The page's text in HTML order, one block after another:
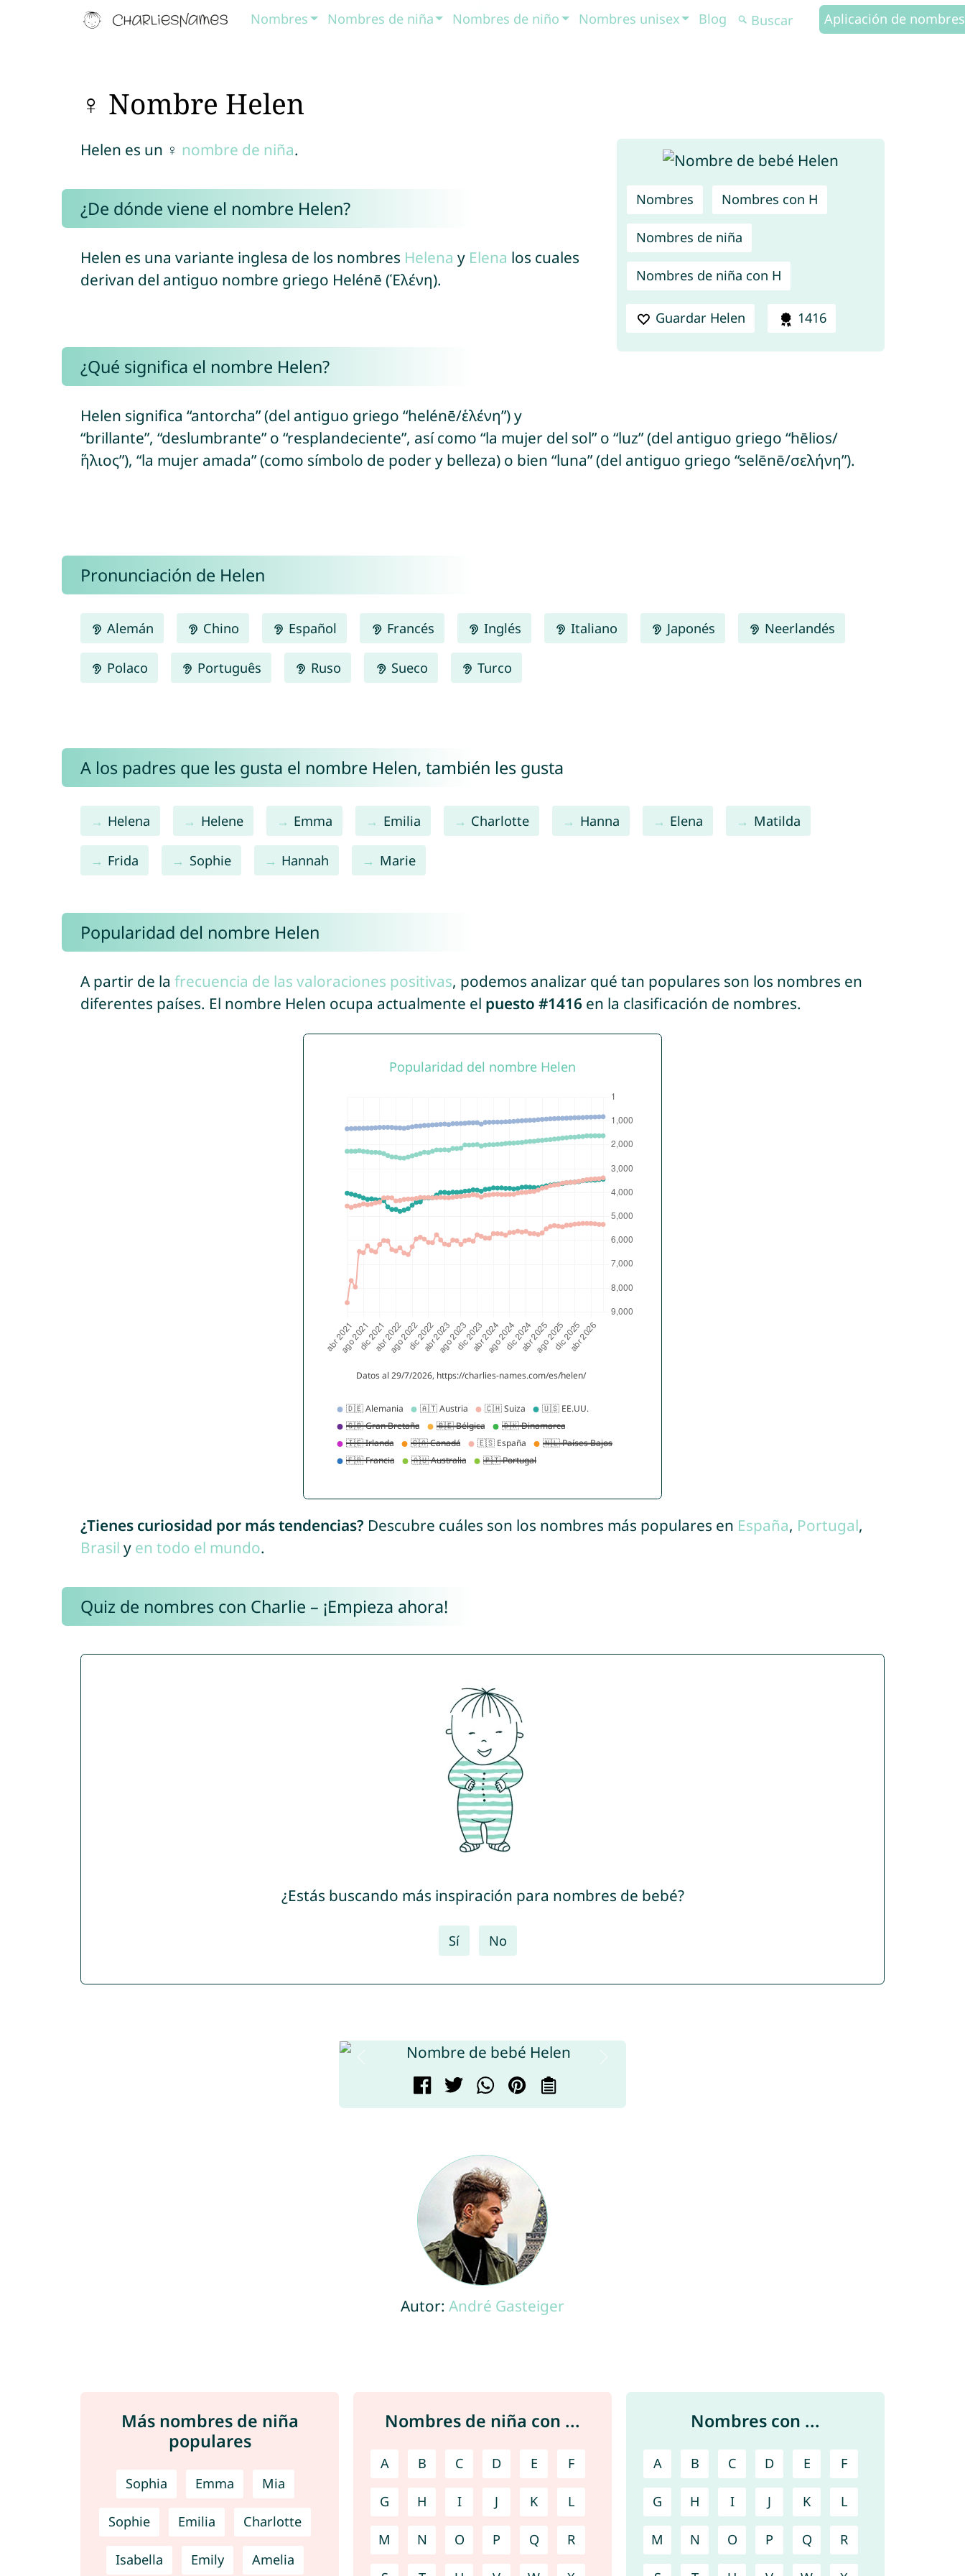
Nombres Nombres de niña Nombres de niño Nombres unisex Blog Aplicación de nombres
♀ Nombre Helen
Nombres Nombres con H
Nombres de niña
Nombres de niña con H
Guardar Helen 1416
Helen es un ♀ nombre de niña.
¿De dónde viene el nombre Helen?
Helen es una variante inglesa de los nombres Helena y Elena los cuales
derivan del antiguo nombre griego Helénē (Ἑλένη).
¿Qué significa el nombre Helen?
Helen significa “antorcha” (del antiguo griego “helénē/ἑλένη”) y
“brillante”, “deslumbrante” o “resplandeciente”, así como “la mujer del sol” o “luz” (del antiguo griego “hēlios/
ἥλιος”), “la mujer amada” (como símbolo de poder y belleza) o bien “luna” (del antiguo griego “selēnē/σελήνη”).
Pronunciación de Helen
Alemán Chino Español Francés Inglés Italiano Japonés Neerlandés
Polaco Português Ruso Sueco Turco
A los padres que les gusta el nombre Helen, también les gusta
Helena Helene Emma Emilia Charlotte Hanna Elena Matilda
Frida Sophie Hannah Marie
Popularidad del nombre Helen
A partir de la frecuencia de las valoraciones positivas, podemos analizar qué tan populares son los nombres en
diferentes países. El nombre Helen ocupa actualmente el puesto #1416 en la clasificación de nombres.
¿Tienes curiosidad por más tendencias? Descubre cuáles son los nombres más populares en España, Portugal,
Brasil y en todo el mundo.
Quiz de nombres con Charlie – ¡Empieza ahora!
¿Estás buscando más inspiración para nombres de bebé?
Sí No
Autor: André Gasteiger
Más nombres de niña
populares
Sophia Emma Mia
Sophie Emilia Charlotte
Isabella Emily Amelia
Nombres de niña con ...
A B C D E F
G H I J K L
M N O P Q R
Nombres con ...
A B C D E F
G H I J K L
M N O P Q R